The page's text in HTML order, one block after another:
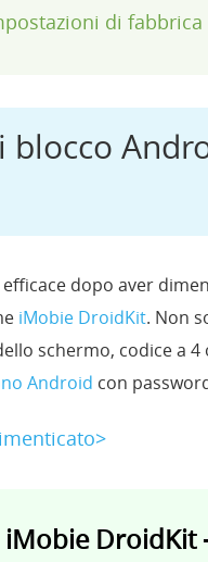
di fabbrica
blocco
dopo aver
iMobie DroidKit. Non
schermo, codice a
Android con
iMobie DroidKit